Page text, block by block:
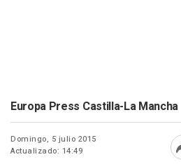
Europa Press Castilla-La Mancha
Domingo, 5 julio 2015
Actualizado: 14:49